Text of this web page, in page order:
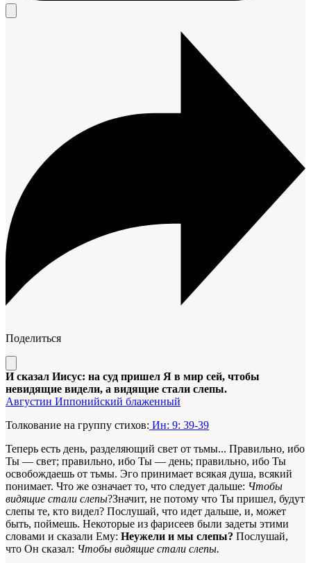
Поделиться
И сказал Иисус: на суд пришел Я в мир сей, чтобы
невидящие видели, а видящие стали слепы.
Августин Иппонийский блаженный
Толкование на группу стихов: Ин: 9: 39-39
Теперь есть день, разделяющий свет от тьмы... Правильно, ибо
Ты — свет; правильно, ибо Ты — день; правильно, ибо Ты
освобождаешь от тьмы. Эго принимает всякая душа, всякий
понимает. Что же означает то, что следует дальше: Чтобы
видящие стали слепы?Значит, не потому что Ты пришел, будут
слепы те, кто видел? Послушай, что идет дальше, и, может
быть, поймешь. Некоторые из фарисеев были задеты этими
словами и сказали Ему: Неужели и мы слепы? Послушай,
что Он сказал: Чтобы видящие стали слепы.